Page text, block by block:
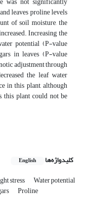
leaves proline levels
of soil moisture, the
Increasing the
potential (P-value
in leaves (P-value
adjustment through
the leaf water
in this plant, although
this plant could not be
کلیدواژه‌ها English
stress Water potential
Proline